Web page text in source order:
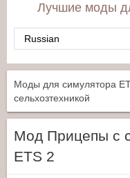
Лучшие моды
Моды для симулятора
сельхозтехникой
Мод Прицепы с
ETS 2